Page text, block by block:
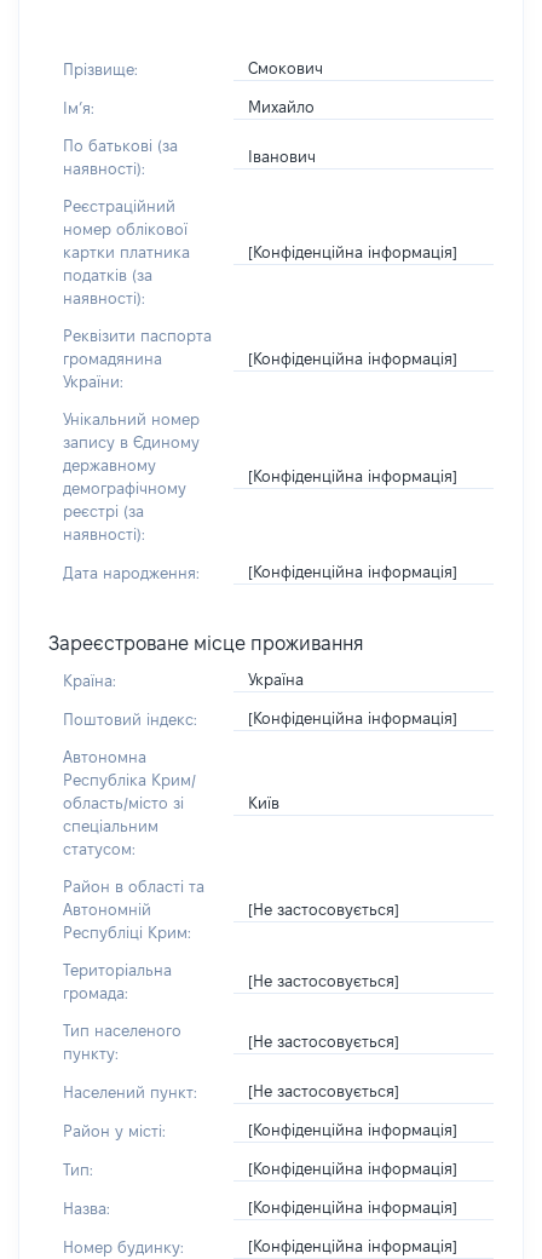
Прізвище: Смокович
Імʼя: Михайло
По батькові (за
наявності):
Іванович
Реєстраційний
номер облікової
картки платника
податків (за
наявності):
[Конфіденційна інформація]
Реквізити паспорта
громадянина
України:
[Конфіденційна інформація]
Унікальний номер
запису в Єдиному
державному
демографічному
реєстрі (за
наявності):
[Конфіденційна інформація]
Дата народження: [Конфіденційна інформація]
Зареєстроване місце проживання
Країна: Україна
Поштовий індекс: [Конфіденційна інформація]
Автономна
Республіка Крим/
область/місто зі
спеціальним
статусом:
Київ
Район в області та
Автономній
Республіці Крим:
[Не застосовується]
Територіальна
громада:
[Не застосовується]
Тип населеного
пункту:
[Не застосовується]
Населений пункт: [Не застосовується]
Район у місті: [Конфіденційна інформація]
Тип: [Конфіденційна інформація]
Назва: [Конфіденційна інформація]
Номер будинку: [Конфіденційна інформація]